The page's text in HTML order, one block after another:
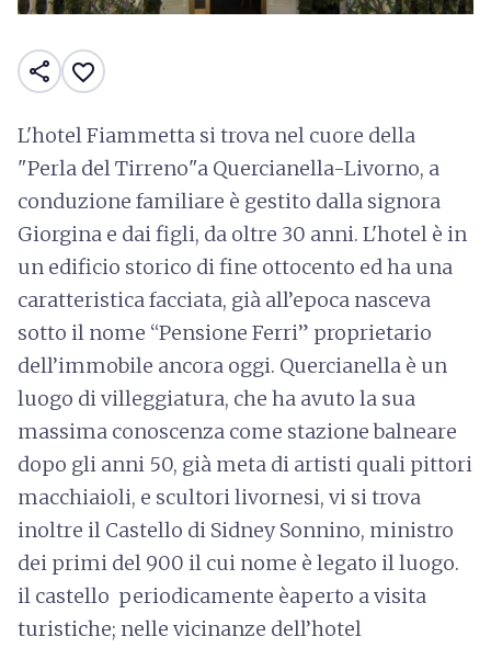
share favorite_border
L'hotel Fiammetta si trova nel cuore della
"Perla del Tirreno"a Quercianella-Livorno, a
conduzione familiare è gestito dalla signora
Giorgina e dai figli, da oltre 30 anni. L'hotel è in
un edificio storico di fine ottocento ed ha una
caratteristica facciata, già all’epoca nasceva
sotto il nome “Pensione Ferri” proprietario
dell’immobile ancora oggi. Quercianella è un
luogo di villeggiatura, che ha avuto la sua
massima conoscenza come stazione balneare
dopo gli anni 50, già meta di artisti quali pittori
macchiaioli, e scultori livornesi, vi si trova
inoltre il Castello di Sidney Sonnino, ministro
dei primi del 900 il cui nome è legato il luogo.
il castello periodicamente èaperto a visita
turistiche; nelle vicinanze dell’hotel